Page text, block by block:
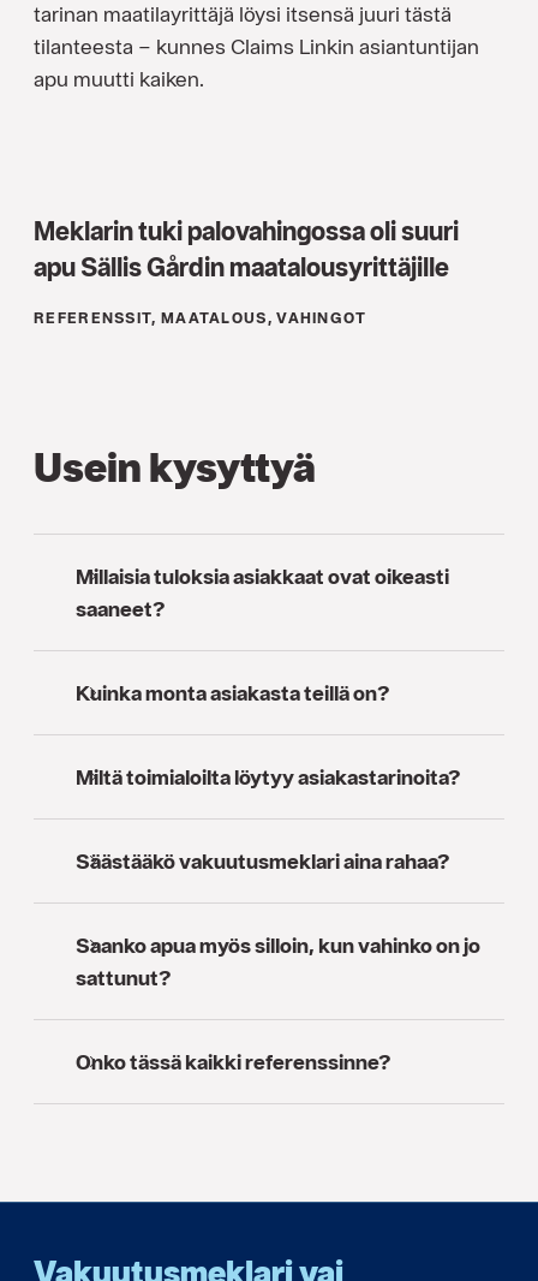
tarinan maatilayrittäjä löysi itsensä juuri tästä
tilanteesta – kunnes Claims Linkin asiantuntijan
apu muutti kaiken.
Meklarin tuki palovahingossa oli suuri
apu Sällis Gårdin maatalousyrittäjille
REFERENSSIT, MAATALOUS, VAHINGOT
Usein kysyttyä
Millaisia tuloksia asiakkaat ovat oikeasti
saaneet?
Kuinka monta asiakasta teillä on?
Miltä toimialoilta löytyy asiakastarinoita?
Säästääkö vakuutusmeklari aina rahaa?
Saanko apua myös silloin, kun vahinko on jo
sattunut?
Onko tässä kaikki referenssinne?
Vakuutusmeklari vai